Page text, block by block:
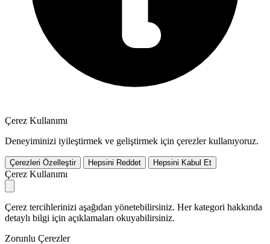
Çerez Kullanımı
Deneyiminizi iyileştirmek ve geliştirmek için çerezler kullanıyoruz.
Çerezleri Özelleştir Hepsini Reddet Hepsini Kabul Et
Çerez Kullanımı
Çerez tercihlerinizi aşağıdan yönetebilirsiniz. Her kategori hakkında
detaylı bilgi için açıklamaları okuyabilirsiniz.
Zorunlu Çerezler